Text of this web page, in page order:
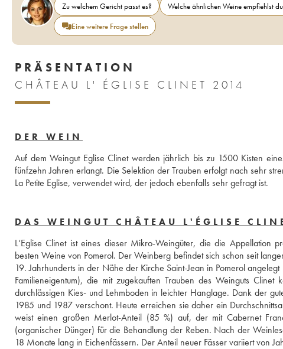
Zu welchem Gericht passt es? Welche ähnlichen Weine empfiehlst
Eine weitere Frage stellen
PRÄSENTATION
CHÂTEAU L' ÉGLISE CLINET 2014
DER WEIN
Auf dem Weingut Eglise Clinet werden jährlich bis zu 1500 Kisten
fünfzehn Jahren erlangt. Die Selektion der Trauben erfolgt nach sehr
La Petite Eglise, verwendet wird, der jedoch ebenfalls sehr gefragt ist.
DAS WEINGUT CHÂTEAU L'ÉGLISE
L‘Eglise Clinet ist eines dieser Mikro-Weingüter, die die
besten Weine von Pomerol. Der Weinberg befindet sich schon seit
19. Jahrhunderts in der Nähe der Kirche Saint-Jean in Pomerol
Familieneigentum), die mit zugekauften Trauben des Weinguts
durchlässigen Kies- und Lehmboden in leichter Hanglage. Dank der
1985 und 1987 verschont. Heute erreichen sie daher ein
weist einen großen Merlot-Anteil (85 %) auf, der mit Cabernet
(organischer Dünger) für die Behandlung der Reben. Nach der
18 Monate lang in Eichenfässern. Der Anteil neuer Fässer variiert von